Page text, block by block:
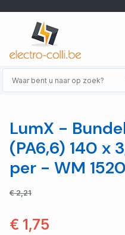
LumX -
(PA6,6) 140 x
per - WM
€ 2,21
€ 1,75